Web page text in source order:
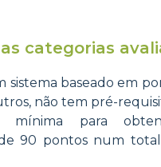
categorias
sistema baseado em
não tem pré-
mínima para
90 pontos num total